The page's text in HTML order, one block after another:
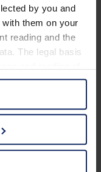
by you and
them on your
reading and the
The legal basis
with regard to
1 lit. a
party providers.
In these